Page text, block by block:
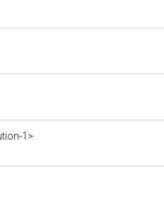
1>